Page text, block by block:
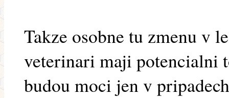
Takze osobne tu zmenu v
veterinari maji potencialni
budou moci jen v